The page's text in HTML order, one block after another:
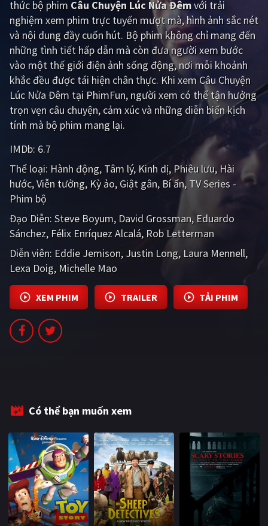
Giật gân Gia đình
Bí ẩn Lịch sử
Viễn Tây Tiểu sử
GameShow DramaTV
QUỐC GIA
Âu - Mỹ Trung Quốc - Hồng Kông
Hàn Quốc Nhật Bản
Ấn Độ
Tổng hợp
CẬP NHẬT
PHIM MỚI
PHIM BỘ
PHIM LẺ
thức bộ phim Câu Chuyện Lúc Nửa Đêmvới trải
nghiệm xem phim trực tuyến mượt mà, hình ảnh sắc nét
và nội dung đầy cuốn hút. Bộ phim không chỉ mang đến
những tình tiết hấp dẫn mà còn đưa người xem bước
vào một thế giới điện ảnh sống động, nơi mỗi khoảnh
khắc đều được tái hiện chân thực. Khi xem Câu Chuyện
Lúc Nửa Đêm tại PhimFun, người xem có thể tận hưởng
trọn vẹn câu chuyện, cảm xúc và những diễn biến kịch
tính mà bộ phim mang lại.
IMDb: 6.7
Thể loại: Hành động Tâm lý Kinh dị Phiêu lưu Hài
hước Viễn tưởng Kỳ ảo Giật gân Bí ẩn TV Series -
Phim bộ
Đạo Diễn: Steve Boyum David Grossman Eduardo
Sánchez Félix Enríquez Alcalá Rob Letterman
Diễn viên: Eddie Jemison Justin Long Laura Mennell
Lexa Doig Michelle Mao
XEM PHIM TRAILER TẢI PHIM
Có thể bạn muốn xem